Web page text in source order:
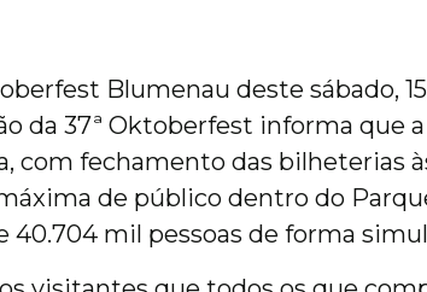
Blumenau deste sábado,
da 37ª Oktoberfest informa que
com fechamento das bilheterias
de público dentro do
40.704 mil pessoas de forma